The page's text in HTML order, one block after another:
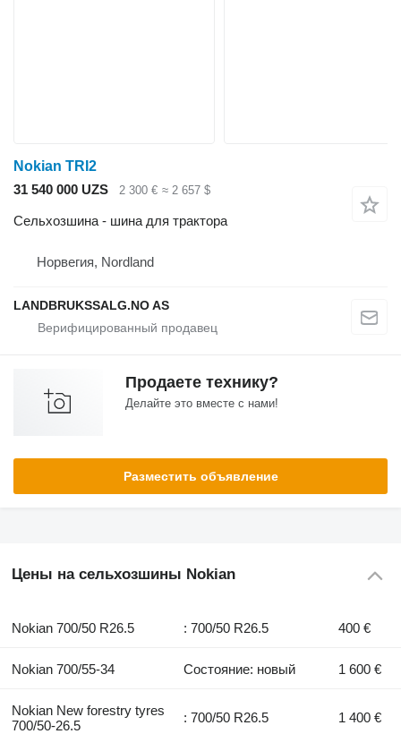
Nokian TRI2
31 540 000 UZS
2 300 € ≈ 2 657 $
Сельхозшина - шина для трактора
Норвегия, Nordland
LANDBRUKSSALG.NO AS
Продаете технику?
Делайте это вместе с нами!
Разместить объявление
Цены на сельхозшины Nokian
Nokian 700/50 R26.5 : 700/50 R26.5 400 €
Nokian 700/55-34 Состояние: новый 1 600 €
Nokian New forestry tyres
700/50-26.5
: 700/50 R26.5 1 400 €